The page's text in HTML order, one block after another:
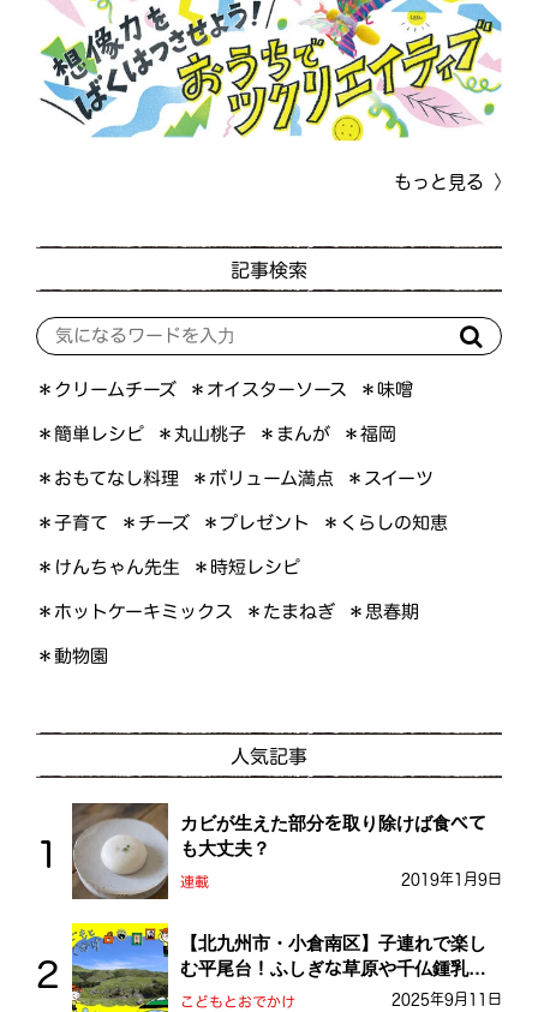
もっと見る
記事検索
＊クリームチーズ ＊オイスターソース ＊味噌
＊簡単レシピ ＊丸山桃子 ＊まんが ＊福岡
＊おもてなし料理 ＊ボリューム満点 ＊スイーツ
＊子育て ＊チーズ ＊プレゼント ＊くらしの知恵
＊けんちゃん先生 ＊時短レシピ
＊ホットケーキミックス ＊たまねぎ ＊思春期
＊動物園
人気記事
カビが生えた部分を取り除けば食べて
も大丈夫？
連載 2019年1月9日
【北九州市・小倉南区】子連れで楽し
む平尾台！ふしぎな草原や千仏鍾乳洞
を探検しよう！
こどもとおでかけ 2025年9月11日